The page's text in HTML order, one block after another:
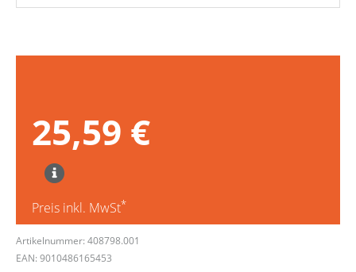
25,59 €
Preis inkl. MwSt*
Artikelnummer: 408798.001
EAN: 9010486165453